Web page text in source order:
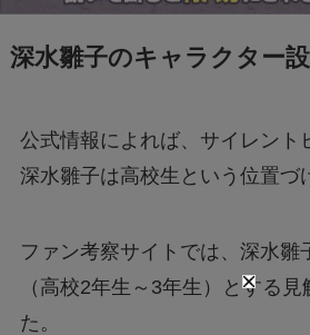
深水雛子のキャラクター
公式情報によれば、サイレント
深水雛子は高校生という位置づ
ファン考察サイトでは、深水雛
（高校2年生～3年生）とする
た。